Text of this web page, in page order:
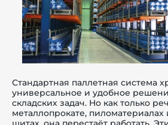
Стандартная паллетная система
универсальное и удобное
складских задач. Но как только
металлопрокате,